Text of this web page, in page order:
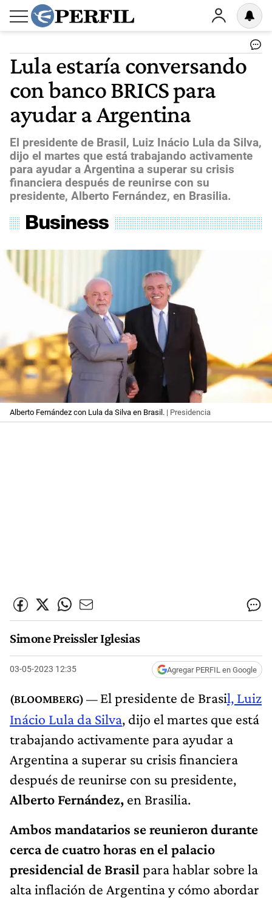
Lula estaría conversando
con banco BRICS para
ayudar a Argentina
El presidente de Brasil, Luiz Inácio Lula da Silva,
dijo el martes que está trabajando activamente
para ayudar a Argentina a superar su crisis
financiera después de reunirse con su
presidente, Alberto Fernández, en Brasilia.
Alberto Fernández con Lula da Silva en Brasil. | Presidencia
Simone Preissler Iglesias
03-05-2023 12:35 Agregar PERFIL en Google
El presidente de Brasil, Luiz
Inácio Lula da Silva, dijo el martes que está
trabajando activamente para ayudar a
Argentina a superar su crisis financiera
después de reunirse con su presidente,
Alberto Fernández, en Brasilia.
Ambos mandatarios se reunieron durante
cerca de cuatro horas en el palacio
presidencial de Brasil para hablar sobre la
alta inflación de Argentina y cómo abordar